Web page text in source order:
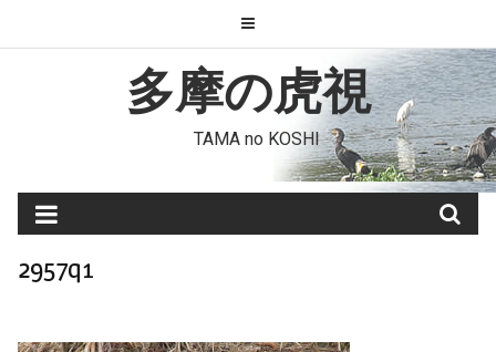
to
多摩の虎視
TAMA no KOSHI
2957q1